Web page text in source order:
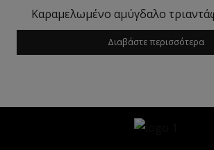
Καραμελωμένο αμύγδαλο
Διαβάστε περισσότερα